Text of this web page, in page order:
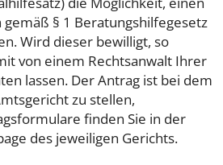
§ 1 Beratungshilfegesetz
Wird dieser bewilligt, so
von einem Rechtsanwalt Ihrer
lassen. Der Antrag ist bei dem
zu stellen,
finden Sie in der
des jeweiligen Gerichts.